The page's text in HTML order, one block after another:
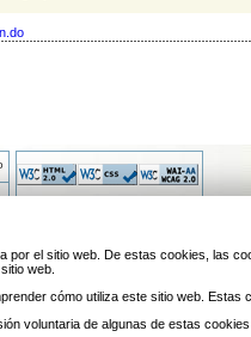
el sitio web. De estas cookies, las
web.
cómo utiliza este sitio web.
voluntaria de algunas de estas